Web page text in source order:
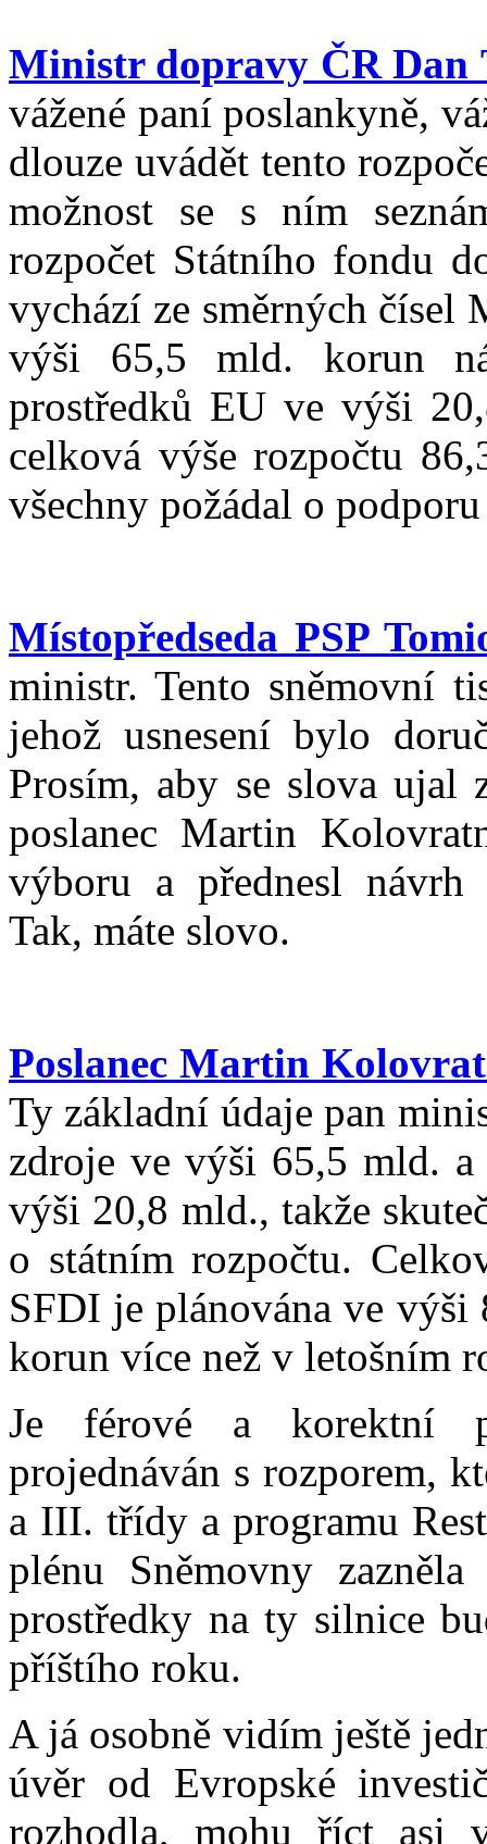
Ministr dopravy ČR Dan
vážené paní poslankyně,
dlouze uvádět tento
možnost se s ním
rozpočet Státního fondu
vychází ze směrných čísel
výši 65,5 mld. korun
prostředků EU ve výši
celková výše rozpočtu
všechny požádal o
Místopředseda PSP
ministr. Tento sněmovní
jehož usnesení bylo
Prosím, aby se slova ujal
poslanec Martin
výboru a přednesl návrh
Tak, máte slovo.
Poslanec Martin
Ty základní údaje pan
zdroje ve výši 65,5 mld.
výši 20,8 mld., takže
o státním rozpočtu.
SFDI je plánována ve
korun více než v letošním
Je férové a korektní
projednáván s rozporem,
a III. třídy a programu
plénu Sněmovny
prostředky na ty silnice
příštího roku.
A já osobně vidím ještě
úvěr od Evropské
rozhodla, mohu říct asi